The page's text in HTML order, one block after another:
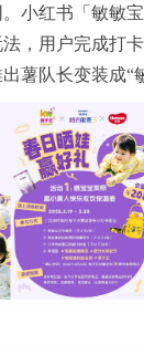
小红书「敏敏
，用户完成打
薯队长变装成“